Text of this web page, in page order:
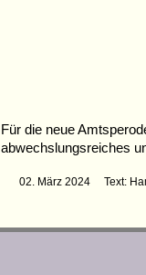
Für die neue
abwechslungsreiches
02. März 2024 Text: